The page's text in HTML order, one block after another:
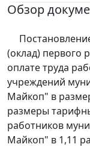
Обзор
(оклад) первого
оплате труда
учреждений
Майкоп" в
размеры
работников
Майкоп" в 1,11